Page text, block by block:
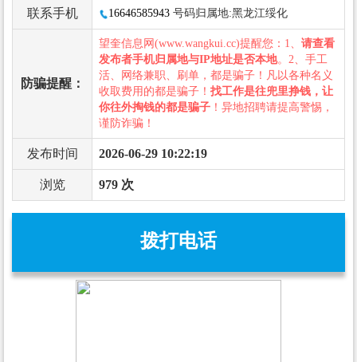
联系手机 16646585943 号码归属地:黑龙江绥化
防骗提醒：
望奎信息网(www.wangkui.cc)提醒您：1、 请查看
发布者手机归属地与IP地址是否本地。2、手工
活、网络兼职、刷单，都是骗子！凡以各种名义
收取费用的都是骗子！ 找工作是往兜里挣钱，让
你往外掏钱的都是骗子 ！异地招聘请提高警惕，
谨防诈骗！
发布时间 2026-06-29 10:22:19
浏览 979 次
拨打电话